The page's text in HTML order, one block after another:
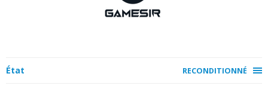
État RECONDITIONNÉ